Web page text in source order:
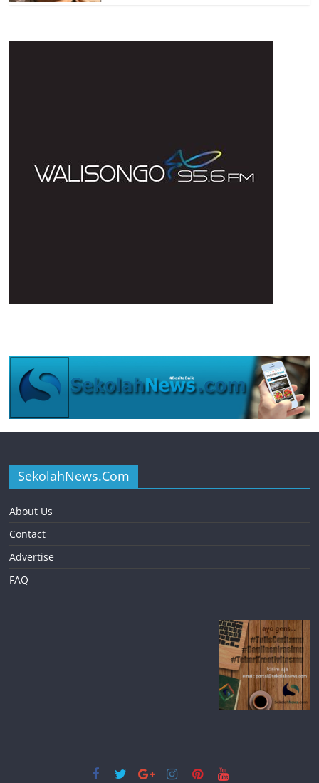
SekolahNews.Com
About Us
Contact
Advertise
FAQ